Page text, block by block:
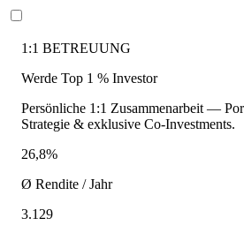
1:1 BETREUUNG
Werde Top 1 % Investor
Persönliche 1:1 Zusammenarbeit —
Strategie & exklusive Co-Investments.
26,8%
Ø Rendite / Jahr
3.129